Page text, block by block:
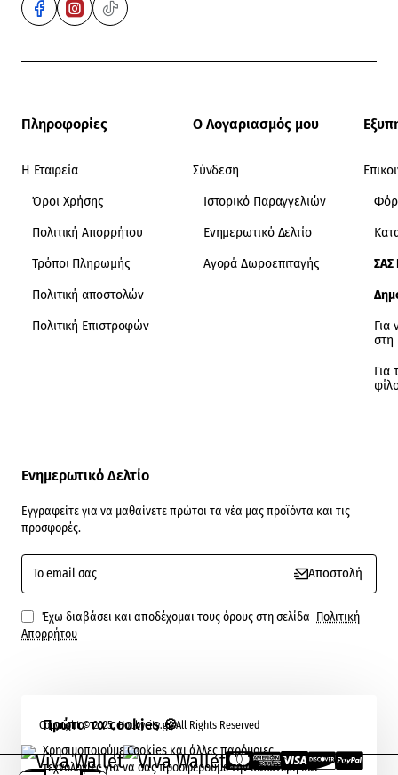
Πρώτα τα cookies 🍪
Χρησιμοποιούμε Cookies και άλλες παρόμοιες
τεχνολογίες για να σας προσφέρουμε την καλύτερη και
OK
Πληροφορίες
Η Εταιρεία
Όροι Χρήσης
Πολιτική Απορρήτου
Τρόποι Πληρωμής
Πολιτική αποστολών
Πολιτική Επιστροφών
Ο Λογαριασμός μου
Σύνδεση
Ιστορικό Παραγγελιών
Ενημερωτικό Δελτίο
Αγορά Δωροεπιταγής ΣΑΣ
Για
Για
Ενημερωτικό Δελτίο
Εγγραφείτε για να μαθαίνετε πρώτοι τα νέα μας προϊόντα και τις
προσφορές.
To
email
σας
Αποστολή
Έχω διαβάσει και αποδέχομαι τους όρους στη σελίδα Πολιτική
Απορρήτου
Copyright © 2025, Hobbycity.gr, All Rights Reserved